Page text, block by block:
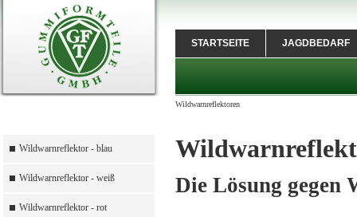
Wildwarnreflektor - blau
Wildwarnreflektor - weiß
Wildwarnreflektor - rot
STARTSEITE JAGDBEDARF
Wildwarnreflektoren
Die Lösung gegen